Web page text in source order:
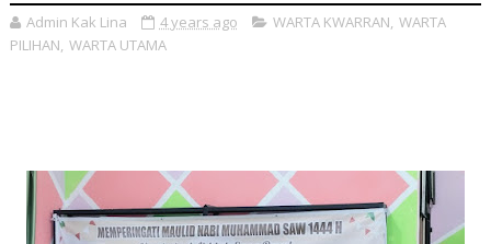
Admin Kak Lina 4 years ago WARTA KWARRAN, WARTA
PILIHAN, WARTA UTAMA